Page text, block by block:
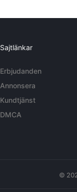
Sajtlänkar
Erbjudanden
Annonsera
Kundtjänst
DMCA
©